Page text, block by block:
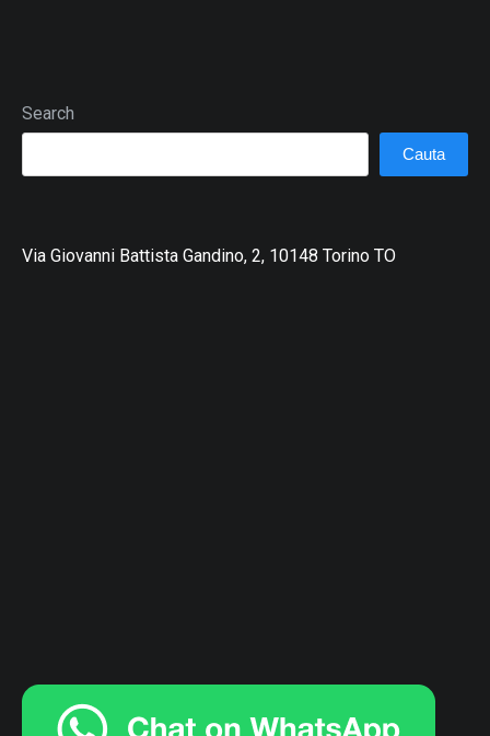
Search
Cauta
Via Giovanni Battista Gandino, 2, 10148 Torino TO